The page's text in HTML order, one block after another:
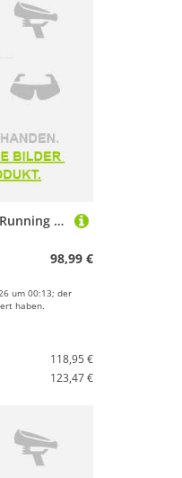
Nnormal Kjerag Trail Running Shoes Schwarz EU 40 2/3 Mann
98,99 €
um 00:13; der
haben.
118,95 €
123,47 €